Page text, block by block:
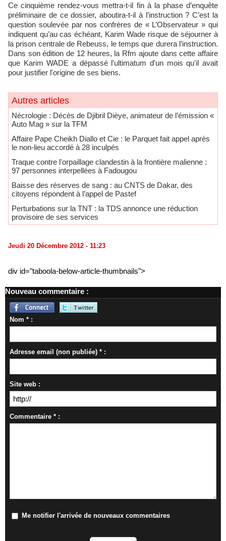
Ce cinquième rendez-vous mettra-t-il fin à la phase d’enquête
préliminaire de ce dossier, aboutira-t-il à l’instruction ? C’est la
question soulevée par nos confrères de « L’Observateur » qui
indiquent qu’au cas échéant, Karim Wade risque de séjourner à
la prison centrale de Rebeuss, le temps que durera l’instruction.
Dans son édition de 12 heures, la Rfm ajoute dans cette affaire
que Karim WADE a dépassé l'ultimatum d'un mois qu'il avait
pour justifier l'origine de ses biens.
Autres articles
Nécrologie : Décès de Djibril Dièye, animateur de l’émission «
Auto Mag » sur la TFM
Affaire Pape Cheikh Diallo et Cie : le Parquet fait appel après
le non-lieu accordé à 28 inculpés
Traque contre l'orpaillage clandestin à la frontière malienne :
97 personnes interpellées à Fadougou
Baisse des réserves de sang : au CNTS de Dakar, des
citoyens répondent à l’appel de Pastef
Perturbations sur la TNT : la TDS annonce une réduction
provisoire de ses services
Jeudi 20 Décembre 2012 - 11:23
div id="taboola-below-article-thumbnails">
Nouveau commentaire :
Nom * :
Adresse email (non publiée) * :
Site web :
Commentaire * :
Me notifier l'arrivée de nouveaux commentaires